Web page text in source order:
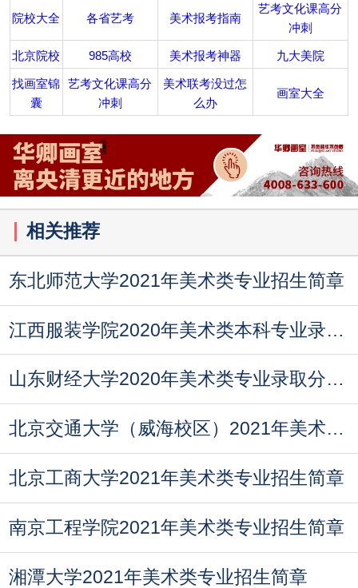
院校大全 各省艺考 美术报考指南
艺考文化课高分
冲刺
北京院校 985高校 美术报考神器 九大美院
找画室锦
囊
艺考文化课高分
冲刺
美术联考没过怎
么办
画室大全
相关推荐
东北师范大学2021年美术类专业招生简章
江西服装学院2020年美术类本科专业录取分数线
山东财经大学2020年美术类专业录取分数线
北京交通大学（威海校区）2021年美术类专业招生简
北京工商大学2021年美术类专业招生简章
南京工程学院2021年美术类专业招生简章
湘潭大学2021年美术类专业招生简章